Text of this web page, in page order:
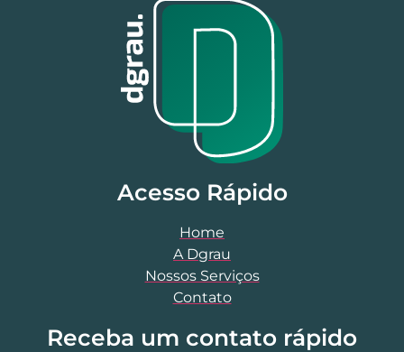
Acesso Rápido
Home
A Dgrau
Nossos Serviços
Contato
Receba um contato rápido